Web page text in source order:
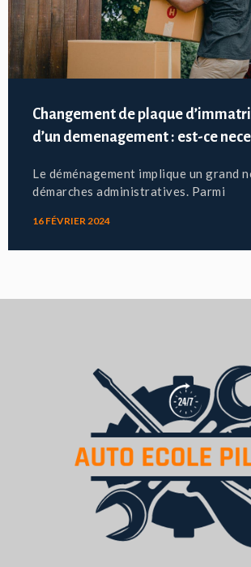
Changement de plaque
d’un demenagement : est-ce
Le déménagement implique un grand
démarches administratives. Parmi
16 FÉVRIER 2024